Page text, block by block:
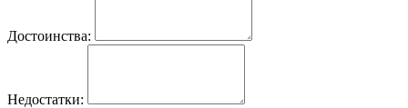
Достоинства:
Недостатки: